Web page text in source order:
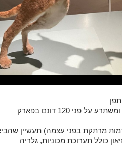
מוזיאון שהוקם בשנת 1985 בגליל המערבי ומשתרע על פני 120 דונם בפארק
מרתקת בפני עצמה) תעשיין שהביא
מעניינים גם לקטנים וגם לגדולים: